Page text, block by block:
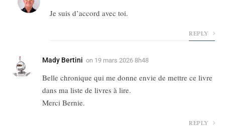
Je suis d’accord avec toi.
REPLY
Mady Bertini on 19 mars 2026 8h48
Belle chronique qui me donne envie de mettre ce livre
dans ma liste de livres à lire.
Merci Bernie.
REPLY